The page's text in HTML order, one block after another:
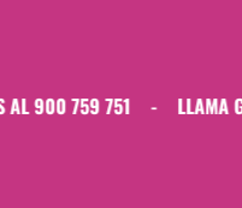
759 751 - LLAMA GRATIS